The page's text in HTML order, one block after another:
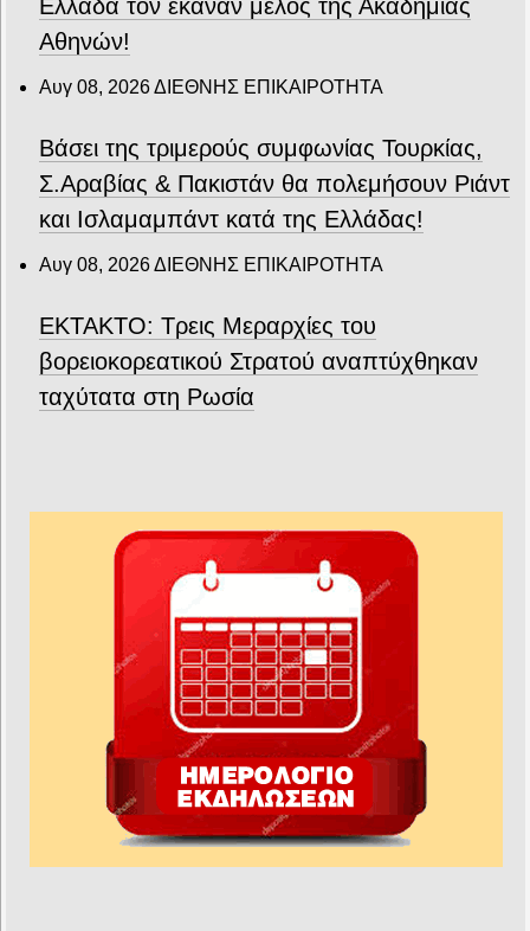
Ελλάδα τον έκαναν μέλος της Ακαδημίας
Αθηνών!
Αυγ 08, 2026ΔΙΕΘΝΗΣ ΕΠΙΚΑΙΡΟΤΗΤΑ
Βάσει της τριμερούς συμφωνίας Τουρκίας,
Σ.Αραβίας & Πακιστάν θα πολεμήσουν Ριάντ
και Ισλαμαμπάντ κατά της Ελλάδας!
Αυγ 08, 2026ΔΙΕΘΝΗΣ ΕΠΙΚΑΙΡΟΤΗΤΑ
ΕΚΤΑΚΤΟ: Τρεις Μεραρχίες του
βορειοκορεατικού Στρατού αναπτύχθηκαν
ταχύτατα στη Ρωσία